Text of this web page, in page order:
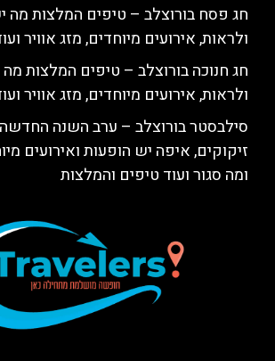
חג פסח בורוצלב – טיפים המלצות מה
ולראות, אירועים מיוחדים, מזג אוויר
חג חנוכה בורוצלב – טיפים המלצות
ולראות, אירועים מיוחדים, מזג אוויר
סילבסטר בורוצלב – ערב השנה
זיקוקים, איפה יש הופעות ואירועים
ומה סגור ועוד טיפים והמלצות